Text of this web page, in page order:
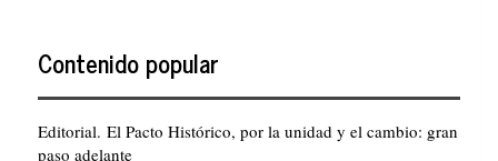
Contenido popular
Editorial. El Pacto Histórico, por la unidad y el cambio: gran
paso adelante